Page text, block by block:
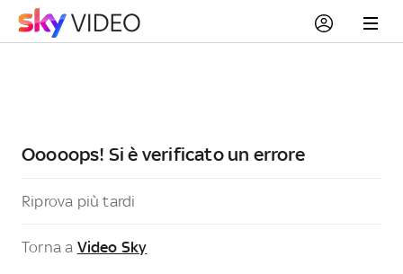
Ooooops! Si è verificato un errore
Riprova più tardi
Torna a Video Sky